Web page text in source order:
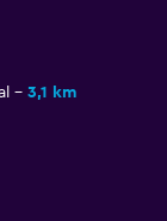
3,1 km